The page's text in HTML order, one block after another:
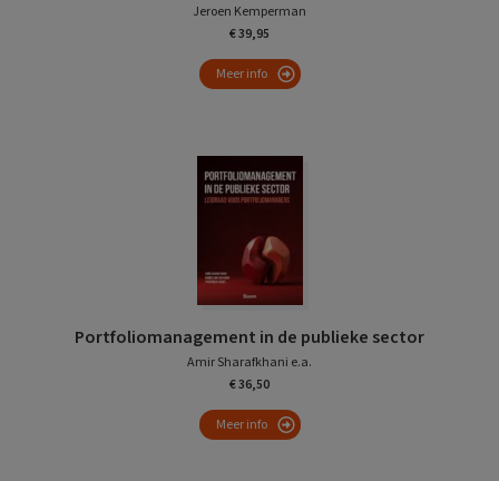
Jeroen Kemperman
€ 39,95
Meer info
Portfoliomanagement in de publieke sector
Amir Sharafkhani e.a.
€ 36,50
Meer info